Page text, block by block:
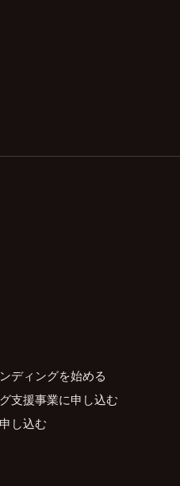
ディングを始める
支援事業に申し込む
し込む